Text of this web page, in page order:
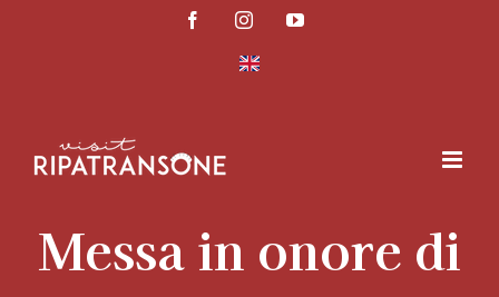
FacebookInstagramYouTube
Messa in onore di